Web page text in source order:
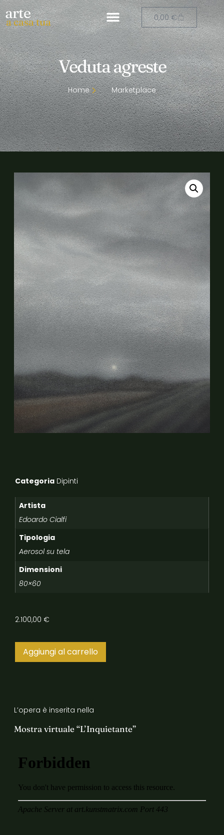
arte
a casa tua 0,00€
Veduta agreste
Home Marketplace
Categoria Dipinti
Artista
Edoardo Cialfi
Tipologia
Aerosol su tela
Dimensioni
80×60
2.100,00 €
Aggiungi al carrello
L’opera è inserita nella
Mostra virtuale “L’Inquietante”